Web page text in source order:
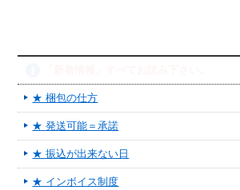
★ 梱包の仕方
★ 発送可能＝承諾
★ 振込が出来ない日
★ インボイス制度